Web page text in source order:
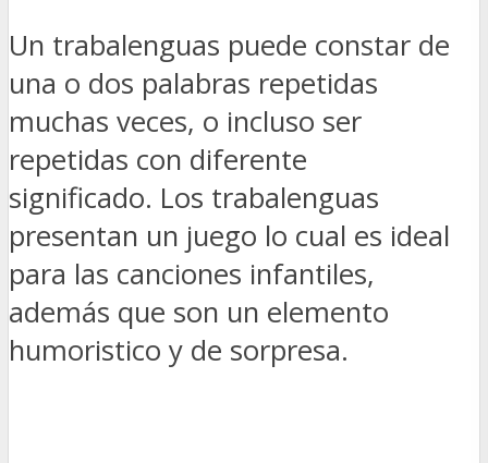
Un trabalenguas puede constar de
una o dos palabras repetidas
muchas veces, o incluso ser
repetidas con diferente
significado. Los trabalenguas
presentan un juego lo cual es ideal
para las canciones infantiles,
además que son un elemento
humoristico y de sorpresa.